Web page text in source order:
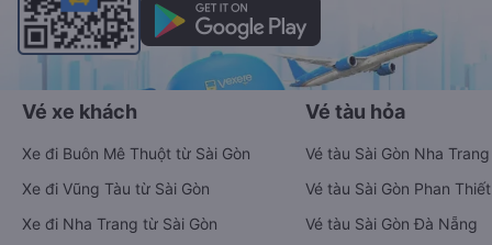
Vé xe khách
Xe đi Buôn Mê Thuột từ Sài Gòn
Xe đi Vũng Tàu từ Sài Gòn
Xe đi Nha Trang từ Sài Gòn
Vé tàu hỏa
Vé tàu Sài Gòn Nha Trang
Vé tàu Sài Gòn Phan Thiết
Vé tàu Sài Gòn Đà Nẵng